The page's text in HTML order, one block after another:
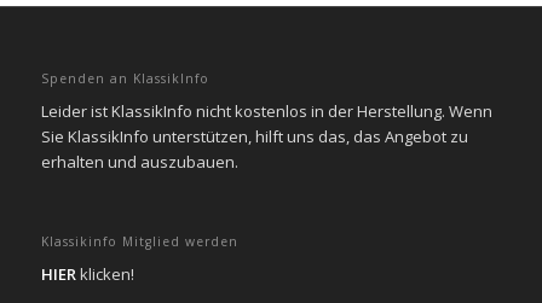
Spenden an KlassikInfo
Leider ist KlassikInfo nicht kostenlos in der Herstellung. Wenn
Sie KlassikInfo unterstützen, hilft uns das, das Angebot zu
erhalten und auszubauen.
Klassikinfo Mitglied werden
HIERklicken!